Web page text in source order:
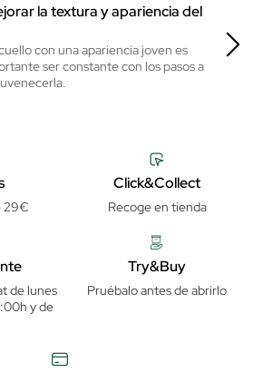
la textura y apariencia del
con una apariencia joven es
ser constante con los pasos a
29€
Click&Collect
Recoge en tienda
de lunes
y de
Try&Buy
Pruébalo antes de abrirlo